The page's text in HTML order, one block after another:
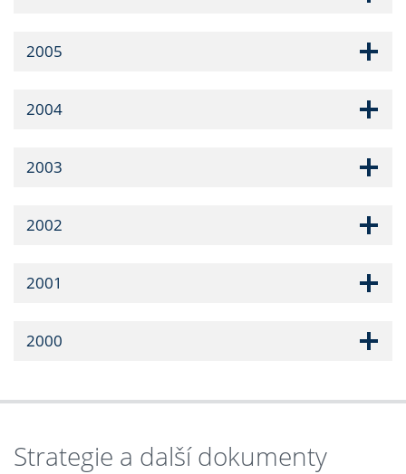
2005
2004
2003
2002
2001
2000
Strategie a další dokumenty